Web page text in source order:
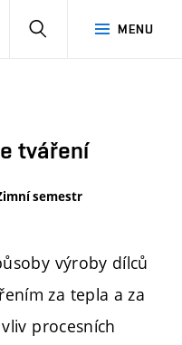
MENU
tváření
semestr
výroby dílců
za tepla a za
procesních